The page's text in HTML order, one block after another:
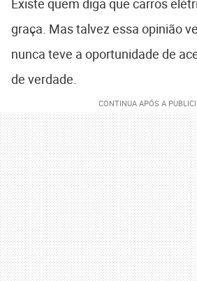
graça. Mas talvez essa opinião
nunca teve a oportunidade de
de verdade.